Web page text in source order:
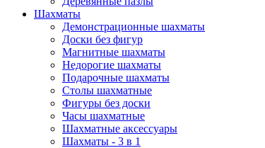
Шахматы
Демонстрационные шахматы
Доски без фигур
Магнитные шахматы
Недорогие шахматы
Подарочные шахматы
Столы шахматные
Фигуры без доски
Часы шахматные
Шахматные аксессуары
Шахматы - 3 в 1